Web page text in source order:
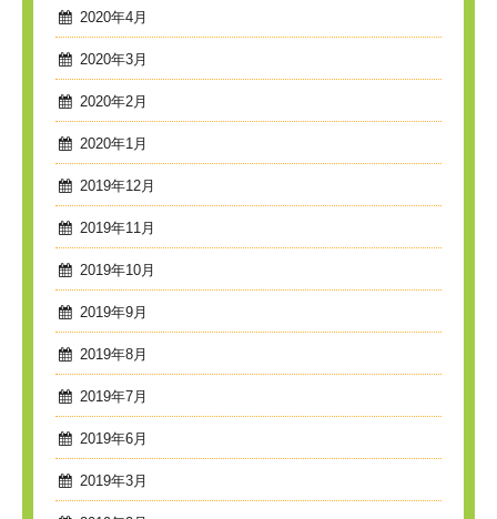
2020年4月
2020年3月
2020年2月
2020年1月
2019年12月
2019年11月
2019年10月
2019年9月
2019年8月
2019年7月
2019年6月
2019年3月